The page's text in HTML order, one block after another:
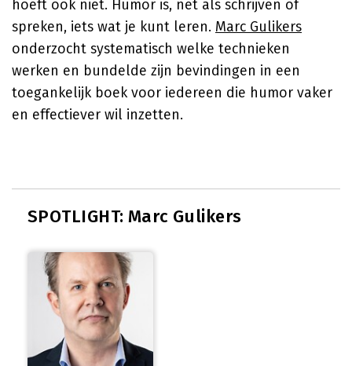
hoeft ook niet. Humor is, net als schrijven of
spreken, iets wat je kunt leren. Marc Gulikers
onderzocht systematisch welke technieken
werken en bundelde zijn bevindingen in een
toegankelijk boek voor iedereen die humor vaker
en effectiever wil inzetten.
SPOTLIGHT: Marc Gulikers